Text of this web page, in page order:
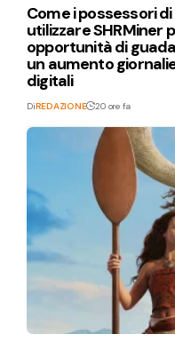
Come i possessori
utilizzare SHRMiner
opportunità di
un aumento
digitali
DiREDAZIONE 20 ore fa